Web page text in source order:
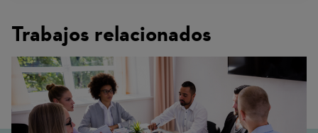
Trabajos relacionados